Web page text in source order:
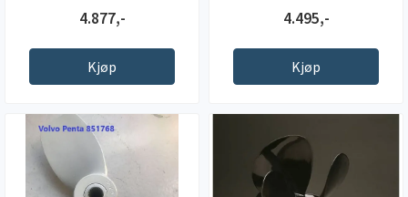
4.877,-
Kjøp
4.495,-
Kjøp